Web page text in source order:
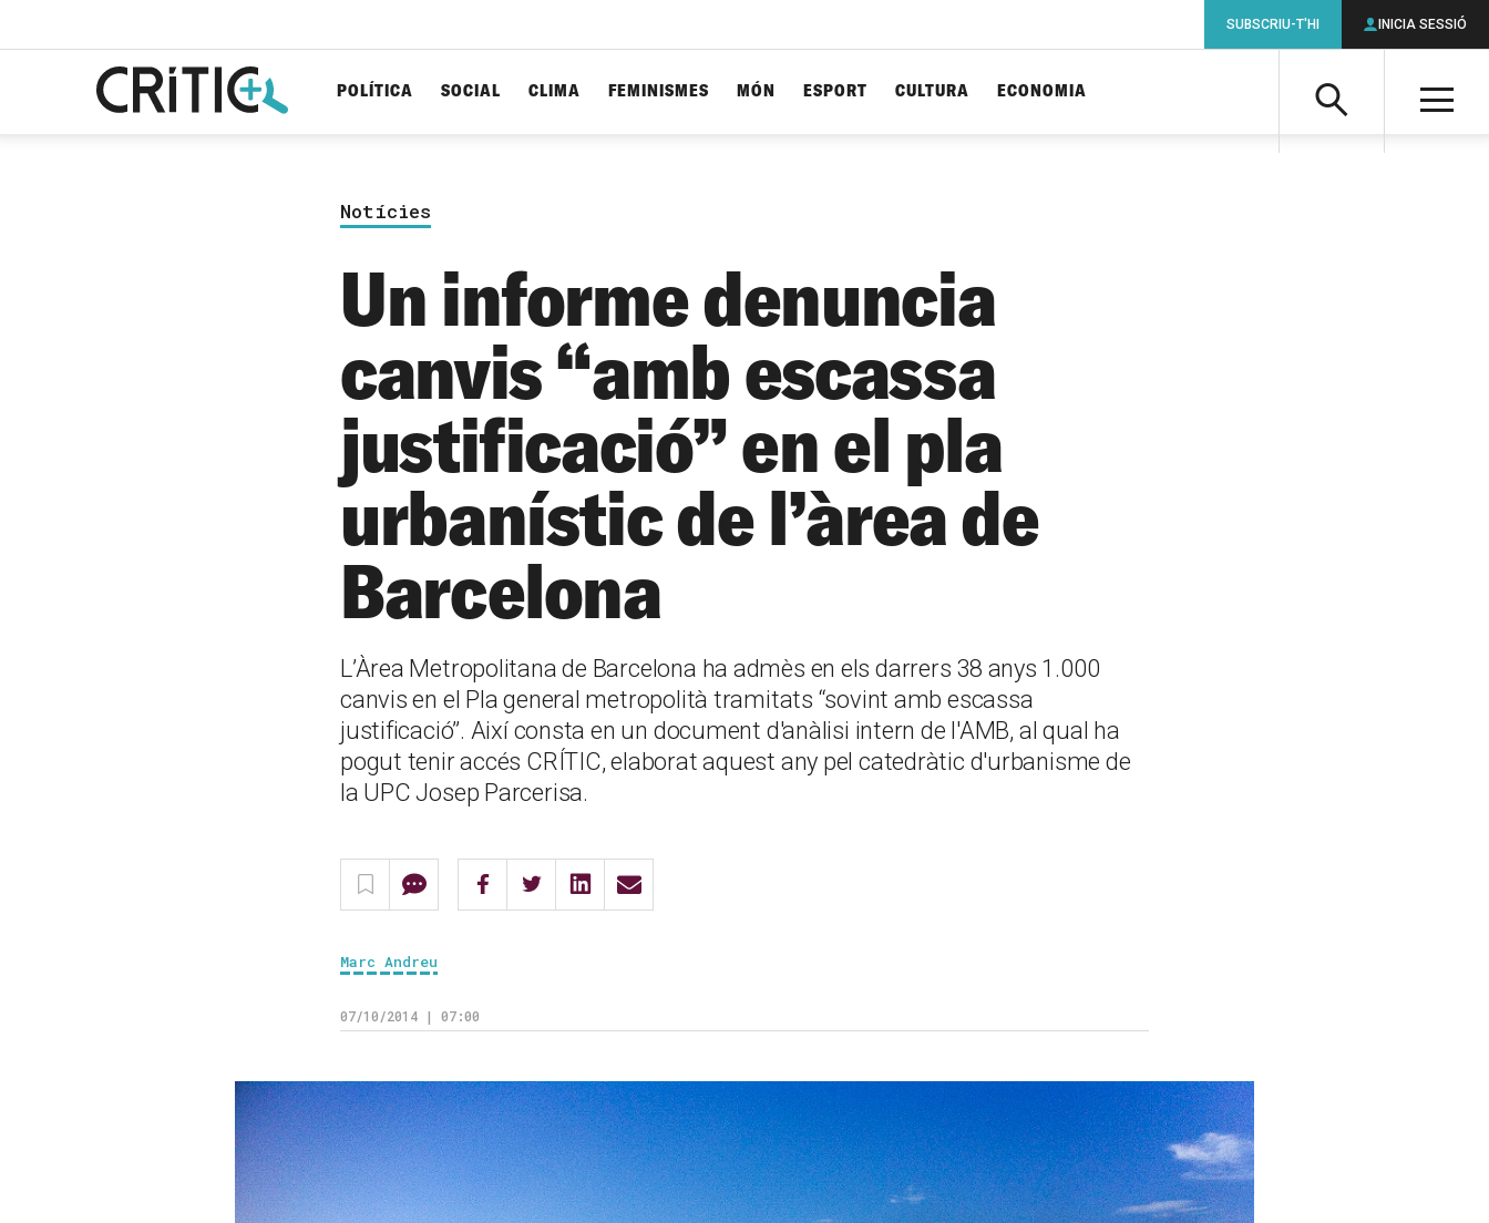
Cerca
POLÍTICA SOCIAL CLIMA FEMINISMES MÓN ESPORT CULTURA ECONOMIA
SUBSCRIU-T'HI INICIA SESSIÓ
Notícies
Un informe denuncia
canvis “amb escassa
justificació” en el pla
urbanístic de l’àrea de
Barcelona
L’Àrea Metropolitana de Barcelona ha admès en els darrers 38 anys 1.000
canvis en el Pla general metropolità tramitats “sovint amb escassa
justificació”. Així consta en un document d'anàlisi intern de l'AMB, al qual ha
pogut tenir accés CRÍTIC, elaborat aquest any pel catedràtic d'urbanisme de
la UPC Josep Parcerisa.
Marc Andreu
07/10/2014 | 07:00